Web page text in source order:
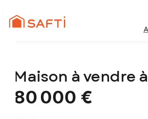
Maison à vendre
80 000 €